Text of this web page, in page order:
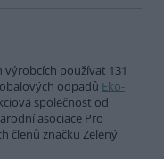
výrobcích používat 131
odpadů Eko-
společnost od
asociace Pro
členů značku Zelený